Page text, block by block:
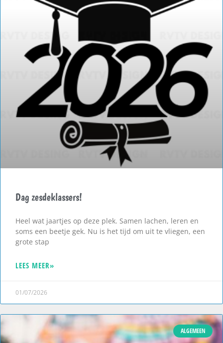
Dag zesdeklassers!
Heel wat jaartjes op deze plek. Samen lachen, leren en
soms een beetje gek. Nu is het tijd om uit te vliegen, een
grote stap
LEES MEER»
01/07/2026
ALGEMEEN